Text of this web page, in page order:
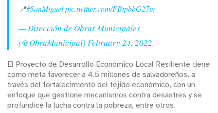
📍#SanMiguelpic.twitter.com/FBtpbbG27m
— Dirección de Obras Municipales
(@ObraMunicipal) February 24, 2022
El Proyecto de Desarrollo Económico Local Resiliente tiene
como meta favorecer a 4.5 millones de salvadoreños, a
través del fortalecimiento del tejido económico, con un
enfoque que gestione mecanismos contra desastres y se
profundice la lucha contra la pobreza, entre otros.